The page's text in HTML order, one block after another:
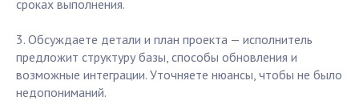
сроках выполнения.
3. Обсуждаете детали и план проекта — исполнитель
предложит структуру базы, способы обновления и
возможные интеграции. Уточняете нюансы, чтобы не было
недопониманий.